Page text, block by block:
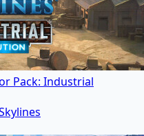
Pack: Industrial